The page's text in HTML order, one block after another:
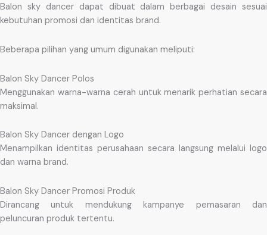
Balon sky dancer dapat dibuat dalam berbagai desain sesuai
kebutuhan promosi dan identitas brand.
Beberapa pilihan yang umum digunakan meliputi:
Balon Sky Dancer Polos
Menggunakan warna-warna cerah untuk menarik perhatian secara
maksimal.
Balon Sky Dancer dengan Logo
Menampilkan identitas perusahaan secara langsung melalui logo
dan warna brand.
Balon Sky Dancer Promosi Produk
Dirancang untuk mendukung kampanye pemasaran dan
peluncuran produk tertentu.